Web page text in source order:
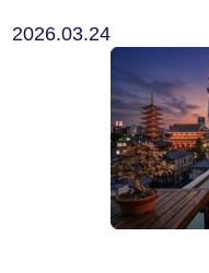
2026.03.24